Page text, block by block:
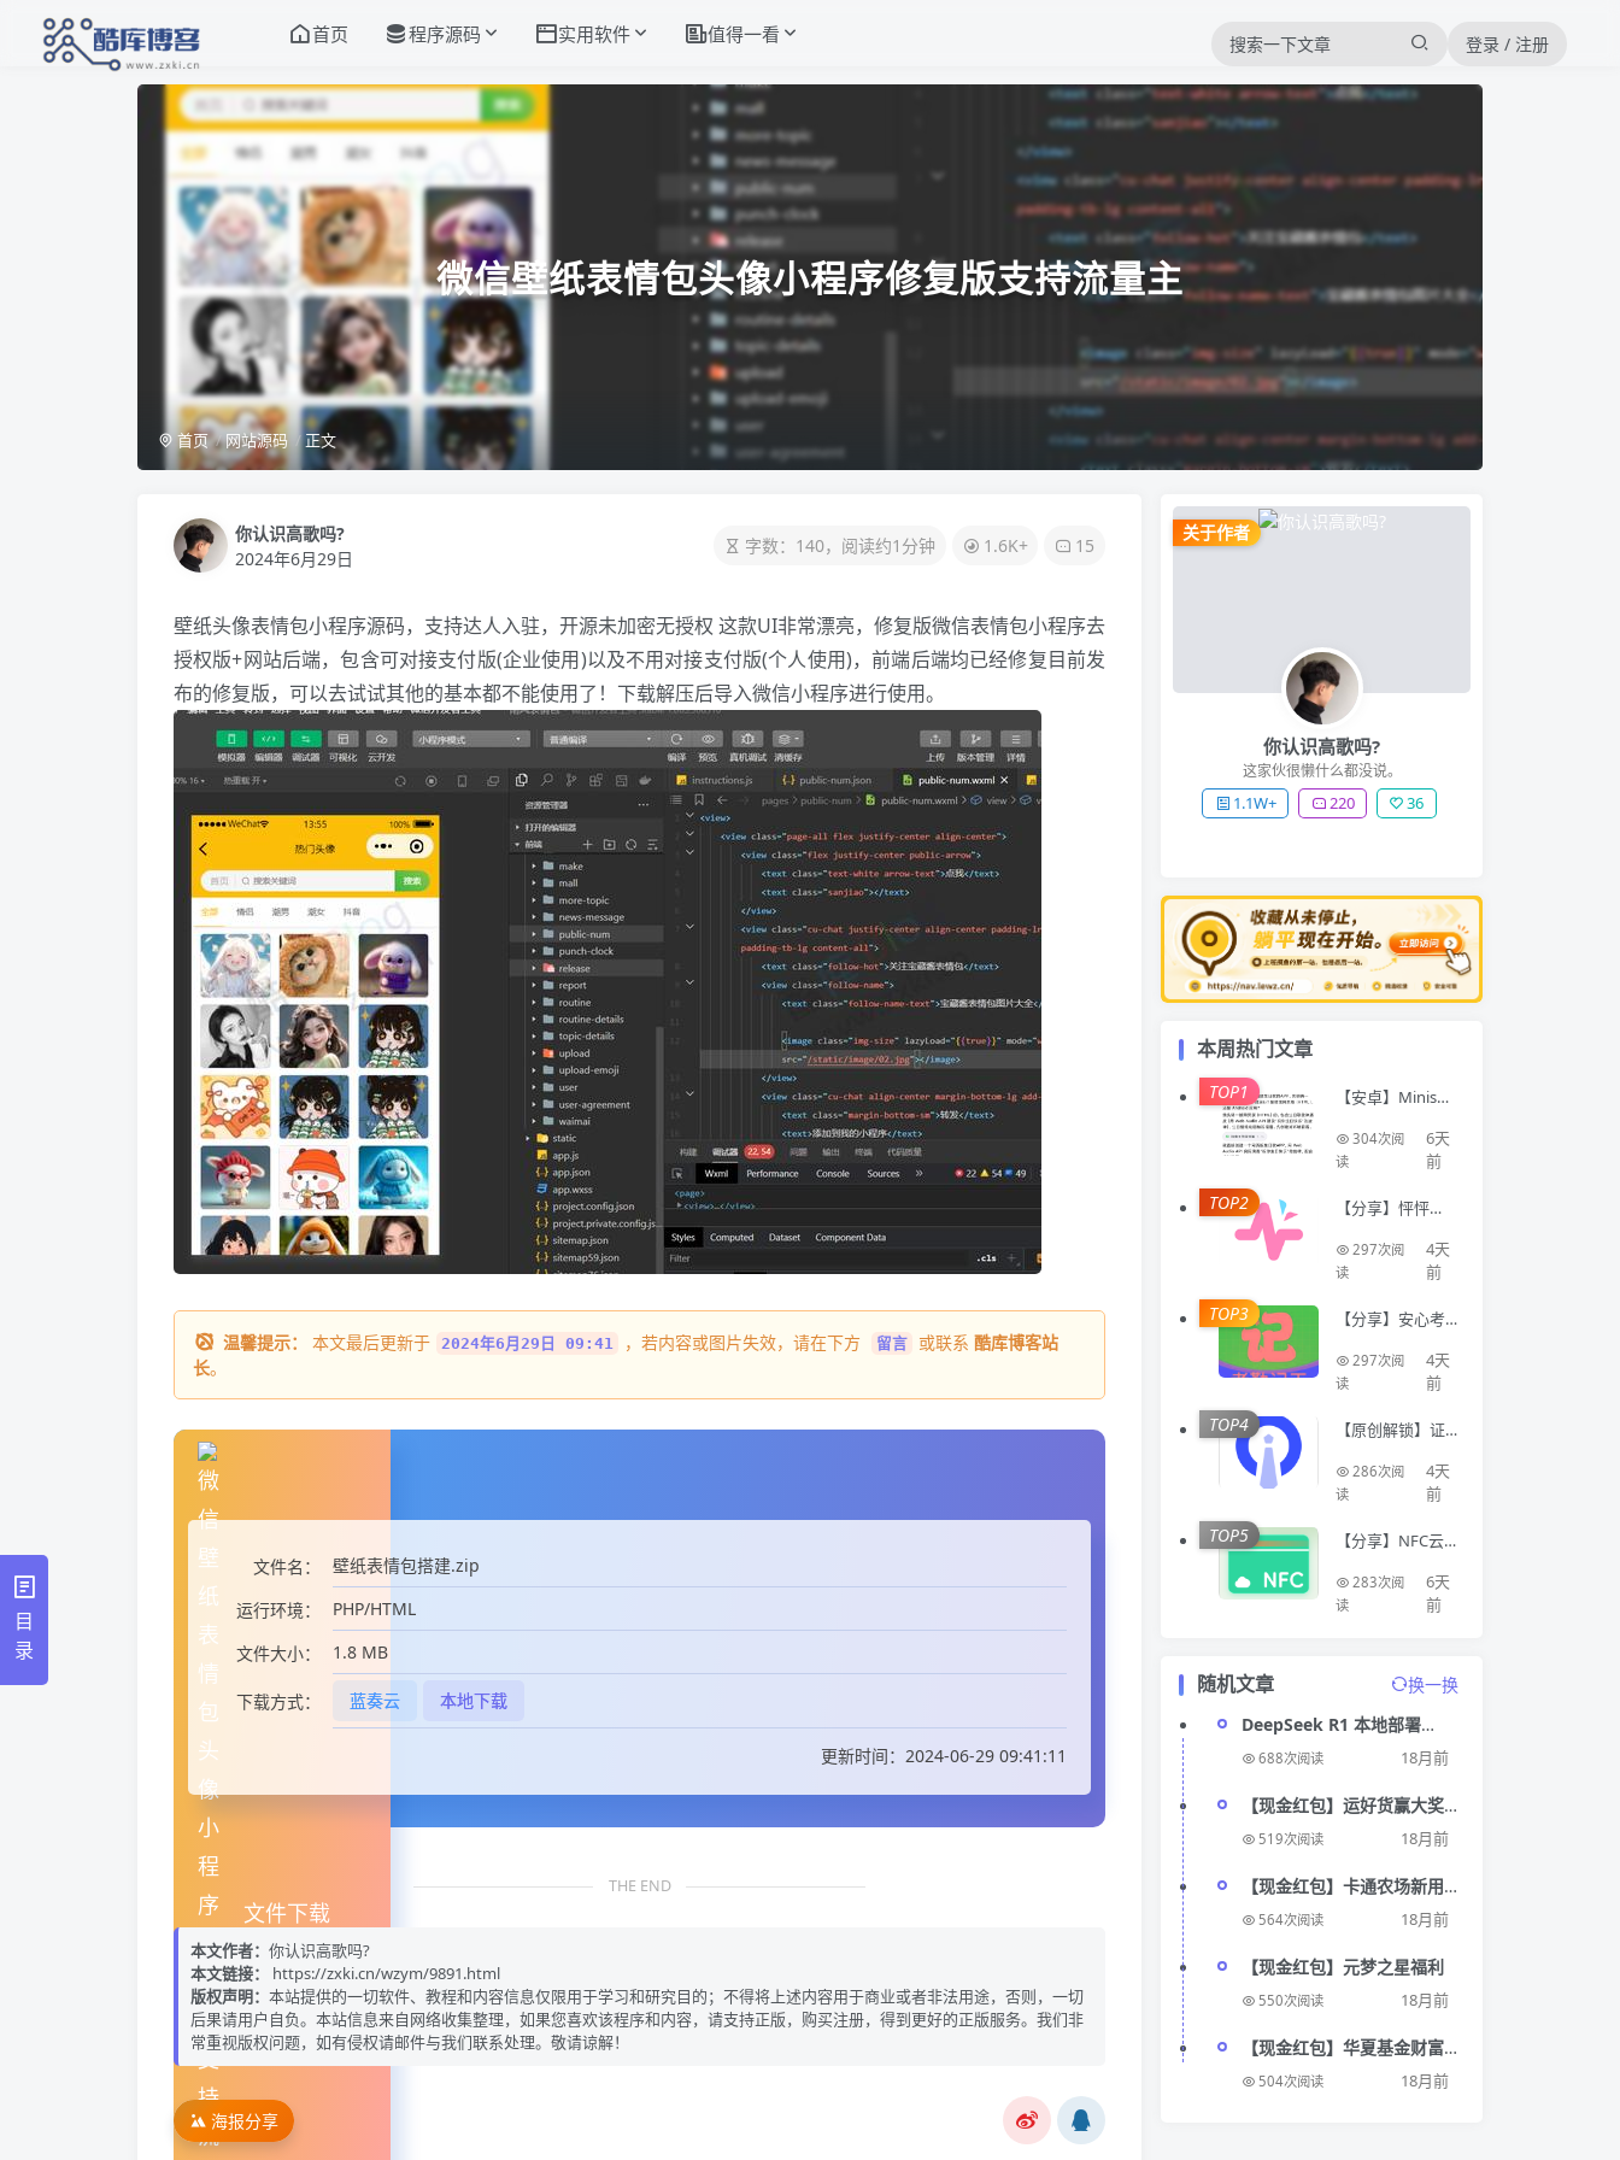
首页 程序源码 实用软件 值得一看 登录 / 注册
微信壁纸表情包头像小程序修复版支持流量主
首页 网站源码 正文
你认识高歌吗?
2024年6月29日
字数：140，阅读约1分钟 1.6K+ 15
壁纸头像表情包小程序源码，支持达人入驻，开源未加密无授权 这款UI非常漂亮，修复版微信表情包小程序去
授权版+网站后端，包含可对接支付版(企业使用)以及不用对接支付版(个人使用)，前端后端均已经修复目前发
布的修复版，可以去试试其他的基本都不能使用了！下载解压后导入微信小程序进行使用。
温馨提示： 本文最后更新于 2024年6月29日 09:41 ，若内容或图片失效，请在下方 留言 或联系 酷库博客站
长。
文件下载
文件名：
壁纸表情包搭建.zip
运行环境：
PHP/HTML
文件大小：
1.8 MB
下载方式： 蓝奏云 本地下载
更新时间：2024-06-29 09:41:11
THE END
本文作者： 你认识高歌吗?
本文链接：
https://zxki.cn/wzym/9891.html
版权声明： 本站提供的一切软件、教程和内容信息仅限用于学习和研究目的；不得将上述内容用于商业或者非法用途，否则，一切
后果请用户自负。本站信息来自网络收集整理，如果您喜欢该程序和内容，请支持正版，购买注册，得到更好的正版服务。我们非
常重视版权问题，如有侵权请邮件与我们联系处理。敬请谅解！
海报分享
关于作者
你认识高歌吗?
这家伙很懒什么都没说。
1.1W+ 220 36
本周热门文章
TOP1
【安卓】Minis🔥
模型🔥AI写代码
生成应用
304次阅
读
6天
前
TOP2
【分享】怦怦🔥A
恋人多模态互动
聊天工具🔥
297次阅
读
4天
前
TOP3
【分享】安心考
记工时统计出勤
数据
297次阅
读
4天
前
TOP4
【原创解锁】证
会员🔥标准尺寸
换底色美颜证件
286次阅
读
4天
前
TOP5
【分享】NFC云
门禁卡公交卡 各
类卡等🔥
283次阅
读
6天
前
随机文章
换一换
DeepSeek R1 本地部署
web-ui 可以断网
688次阅读 18月前
【现金红包】运好货赢大奖
抽红包
519次阅读 18月前
【现金红包】卡通农场新用
户注册升级领现金
564次阅读 18月前
【现金红包】元梦之星福利
550次阅读 18月前
【现金红包】华夏基金财富
家 504次阅读 18月前
目
录